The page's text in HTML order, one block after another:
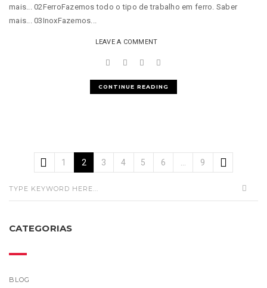
mais... 02FerroFazemos todo o tipo de trabalho em ferro. Saber
mais... 03InoxFazemos...
LEAVE A COMMENT
CONTINUE READING
1 2 3 4 5 6 9
CATEGORIAS
BLOG